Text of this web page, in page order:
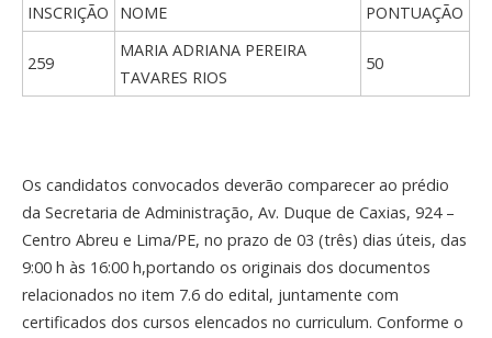
INSCRIÇÃO
NOME PONTUAÇÃO
259
MARIA ADRIANA PEREIRA
TAVARES RIOS
50
Os candidatos convocados deverão comparecer ao prédio
da Secretaria de Administração, Av. Duque de Caxias, 924 –
Centro Abreu e Lima/PE, no prazo de 03 (três) dias úteis, das
9:00 h às 16:00 h,portando os originais dos documentos
relacionados no item 7.6 do edital, juntamente com
certificados dos cursos elencados no curriculum. Conforme o